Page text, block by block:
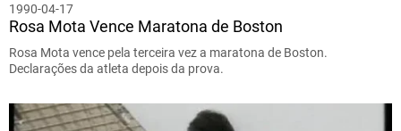
1990-04-17
Rosa Mota Vence Maratona de Boston
Rosa Mota vence pela terceira vez a maratona de Boston.
Declarações da atleta depois da prova.